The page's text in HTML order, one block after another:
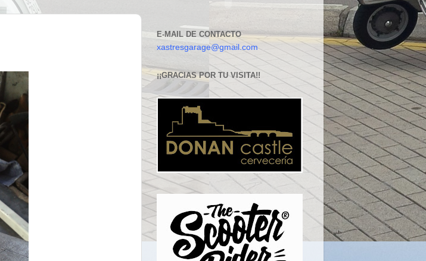
E-MAIL DE CONTACTO
xastresgarage@gmail.com
¡¡GRACIAS POR TU VISITA!!